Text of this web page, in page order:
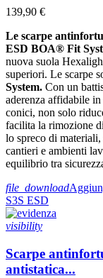
139,90 €
Le scarpe
ESD BOA® Fit
nuova suola
superiori. Le scarpe
System. Con un
aderenza affidabile
conici, non solo
facilita la rimozione
lo spreco di
cantieri e ambienti
equilibrio tra
file_download
S3S ESD
visibility
Scarpe
antistatica...